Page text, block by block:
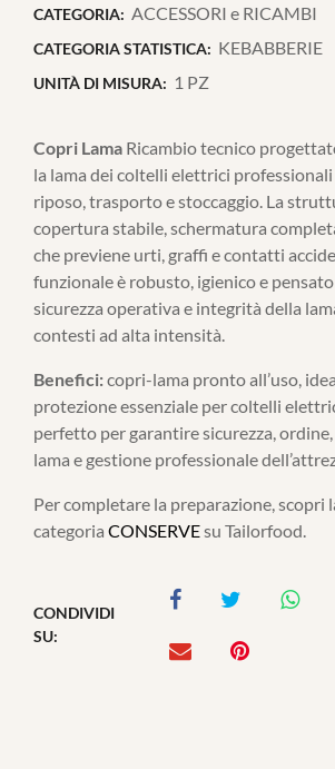
CATEGORIA: ACCESSORI e RICAMBI
CATEGORIA STATISTICA: KEBABBERIE
UNITÀ DI MISURA: 1 PZ
Copri Lama Ricambio tecnico
la lama dei coltelli elettrici
riposo, trasporto e stoccaggio. La
copertura stabile, schermatura
che previene urti, graffi e contatti
funzionale è robusto, igienico e
sicurezza operativa e integrità della
contesti ad alta intensità.
Benefici:copri-lama pronto all’uso,
protezione essenziale per coltelli
perfetto per garantire sicurezza,
lama e gestione professionale
Per completare la preparazione, scopri
categoria CONSERVEsu Tailorfood.
CONDIVIDI
SU: